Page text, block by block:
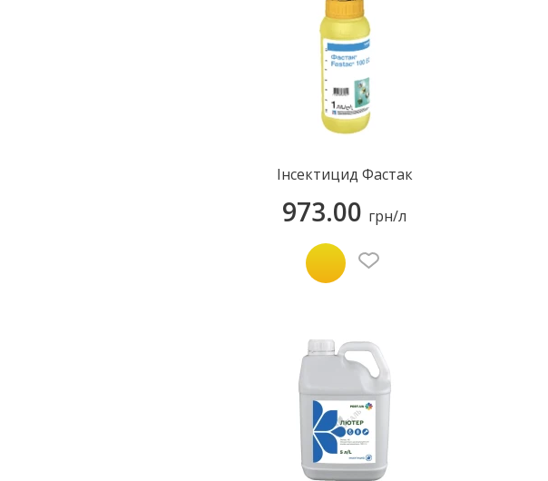
Інсектицид Фастак
973.00 грн/л